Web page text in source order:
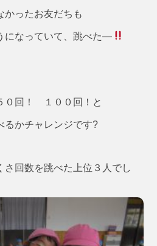
かったお友だちも
になっていて、跳べた―
回！ １００回！と
るかチャレンジです?
さ回数を跳べた上位３人でし